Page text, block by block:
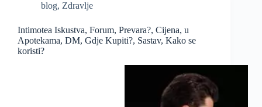
blog, Zdravlje
Intimotea Iskustva, Forum, Prevara?, Cijena, u
Apotekama, DM, Gdje Kupiti?, Sastav, Kako se
koristi?